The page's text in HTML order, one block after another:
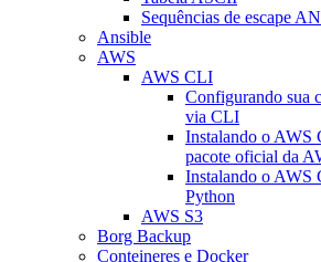
Sequências de escape
Ansible
AWS
AWS CLI
Configurando sua
via CLI
Instalando o AWS
pacote oficial da
Instalando o AWS
Python
AWS S3
Borg Backup
Conteineres e Docker